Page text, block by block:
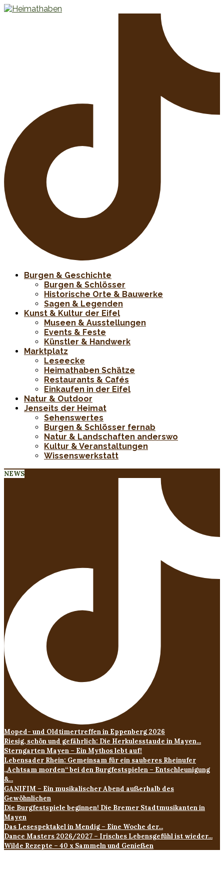
Burgen & Geschichte
Burgen & Schlösser
Historische Orte & Bauwerke
Sagen & Legenden
Kunst & Kultur der Eifel
Museen & Ausstellungen
Events & Feste
Künstler & Handwerk
Marktplatz
Leseecke
Heimathaben Schätze
Restaurants & Cafés
Einkaufen in der Eifel
Natur & Outdoor
Jenseits der Heimat
Sehenswertes
Burgen & Schlösser fernab
Natur & Landschaften anderswo
Kultur & Veranstaltungen
Wissenswerkstatt
NEWS
Moped- und Oldtimertreffen in Eppenberg 2026
Riesig, schön und gefährlich: Die Herkulesstaude in Mayen...
Sterngarten Mayen – Ein Mythos lebt auf!
Lebensader Rhein: Gemeinsam für ein sauberes Rheinufer
„Achtsam morden“ bei den Burgfestspielen – Entschleunigung
&...
GANIFIM – Ein musikalischer Abend außerhalb des
Gewöhnlichen
Die Burgfestspiele beginnen! Die Bremer Stadtmusikanten in
Mayen
Das Lesespektakel in Mendig – Eine Woche der...
Dance Masters 2026/2027 – Irisches Lebensgefühl ist wieder...
Wilde Rezepte – 40 x Sammeln und Genießen